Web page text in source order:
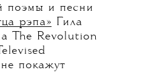
поэмы и песни
рэпа» Гила
The Revolution
покажут